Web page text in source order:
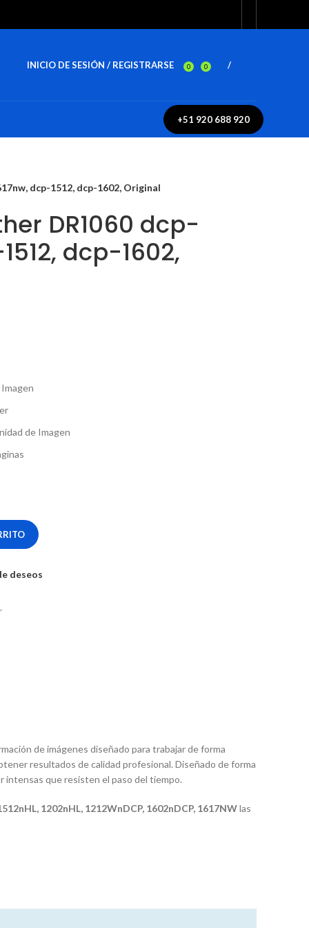
INICIO DE SESIÓN / REGISTRARSE 0 0 /
+51 920 688 920
dcp-1512, dcp-1602, Original
DR1060 dcp-
dcp-1602,
de Imagen
deseos
de imágenes diseñado para trabajar de forma
resultados de calidad profesional. Diseñado de forma
intensas que resisten el paso del tiempo.
1202nHL, 1212WnDCP, 1602nDCP, 1617NWlas